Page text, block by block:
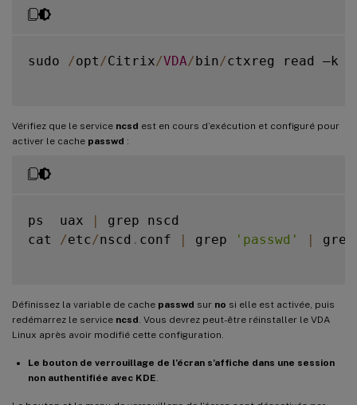
sudo /opt /Citrix/VDA/bin/ctxreg read –k
Vérifiez que le service ncsd est en cours d’exécution et configuré pour
activer le cache passwd :
ps  uax |
grep nscd
cat
/etc/nscd . conf | grep 'passwd' |
Définissez la variable de cache passwd sur no si elle est activée, puis
redémarrez le service ncsd . Vous devrez peut-être réinstaller le VDA
Linux après avoir modifié cette configuration.
Le bouton de verrouillage de l’écran s’affiche dans une session
non authentifiée avec KDE